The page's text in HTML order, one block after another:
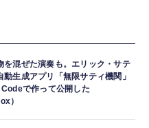
Switch Lite 本体
(エコードット) 第5世代 -
載、鮮やかなサウンド｜チ
S.H.フィギュアーツ
爛れのヴァイク（再販版）
を混ぜた演奏も。エリック・サテ
動生成アプリ「無限サティ機関」
で作って公開した
）